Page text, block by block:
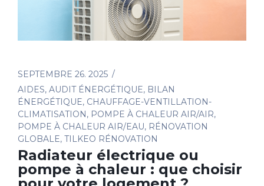
SEPTEMBRE 26. 2025
AIDES, AUDIT ÉNERGÉTIQUE, BILAN
ÉNERGÉTIQUE, CHAUFFAGE-VENTILLATION-
CLIMATISATION, POMPE À CHALEUR AIR/AIR,
POMPE À CHALEUR AIR/EAU, RÉNOVATION
GLOBALE, TILKEO RÉNOVATION
Radiateur électrique ou
pompe à chaleur : que choisir